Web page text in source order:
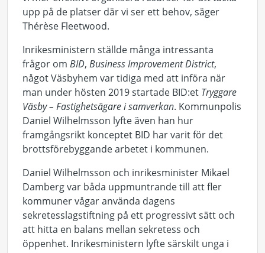
upp på de platser där vi ser ett behov, säger
Thérèse Fleetwood.
Inrikesministern ställde många intressanta
frågor om BID, Business Improvement District,
något Väsbyhem var tidiga med att införa när
man under hösten 2019 startade BID:et Tryggare
Väsby – Fastighetsägare i samverkan. Kommunpolis
Daniel Wilhelmsson lyfte även han hur
framgångsrikt konceptet BID har varit för det
brottsförebyggande arbetet i kommunen.
Daniel Wilhelmsson och inrikesminister Mikael
Damberg var båda uppmuntrande till att fler
kommuner vågar använda dagens
sekretesslagstiftning på ett progressivt sätt och
att hitta en balans mellan sekretess och
öppenhet. Inrikesministern lyfte särskilt unga i